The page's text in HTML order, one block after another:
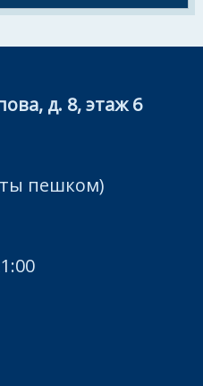
д. 8, этаж 6
пешком)